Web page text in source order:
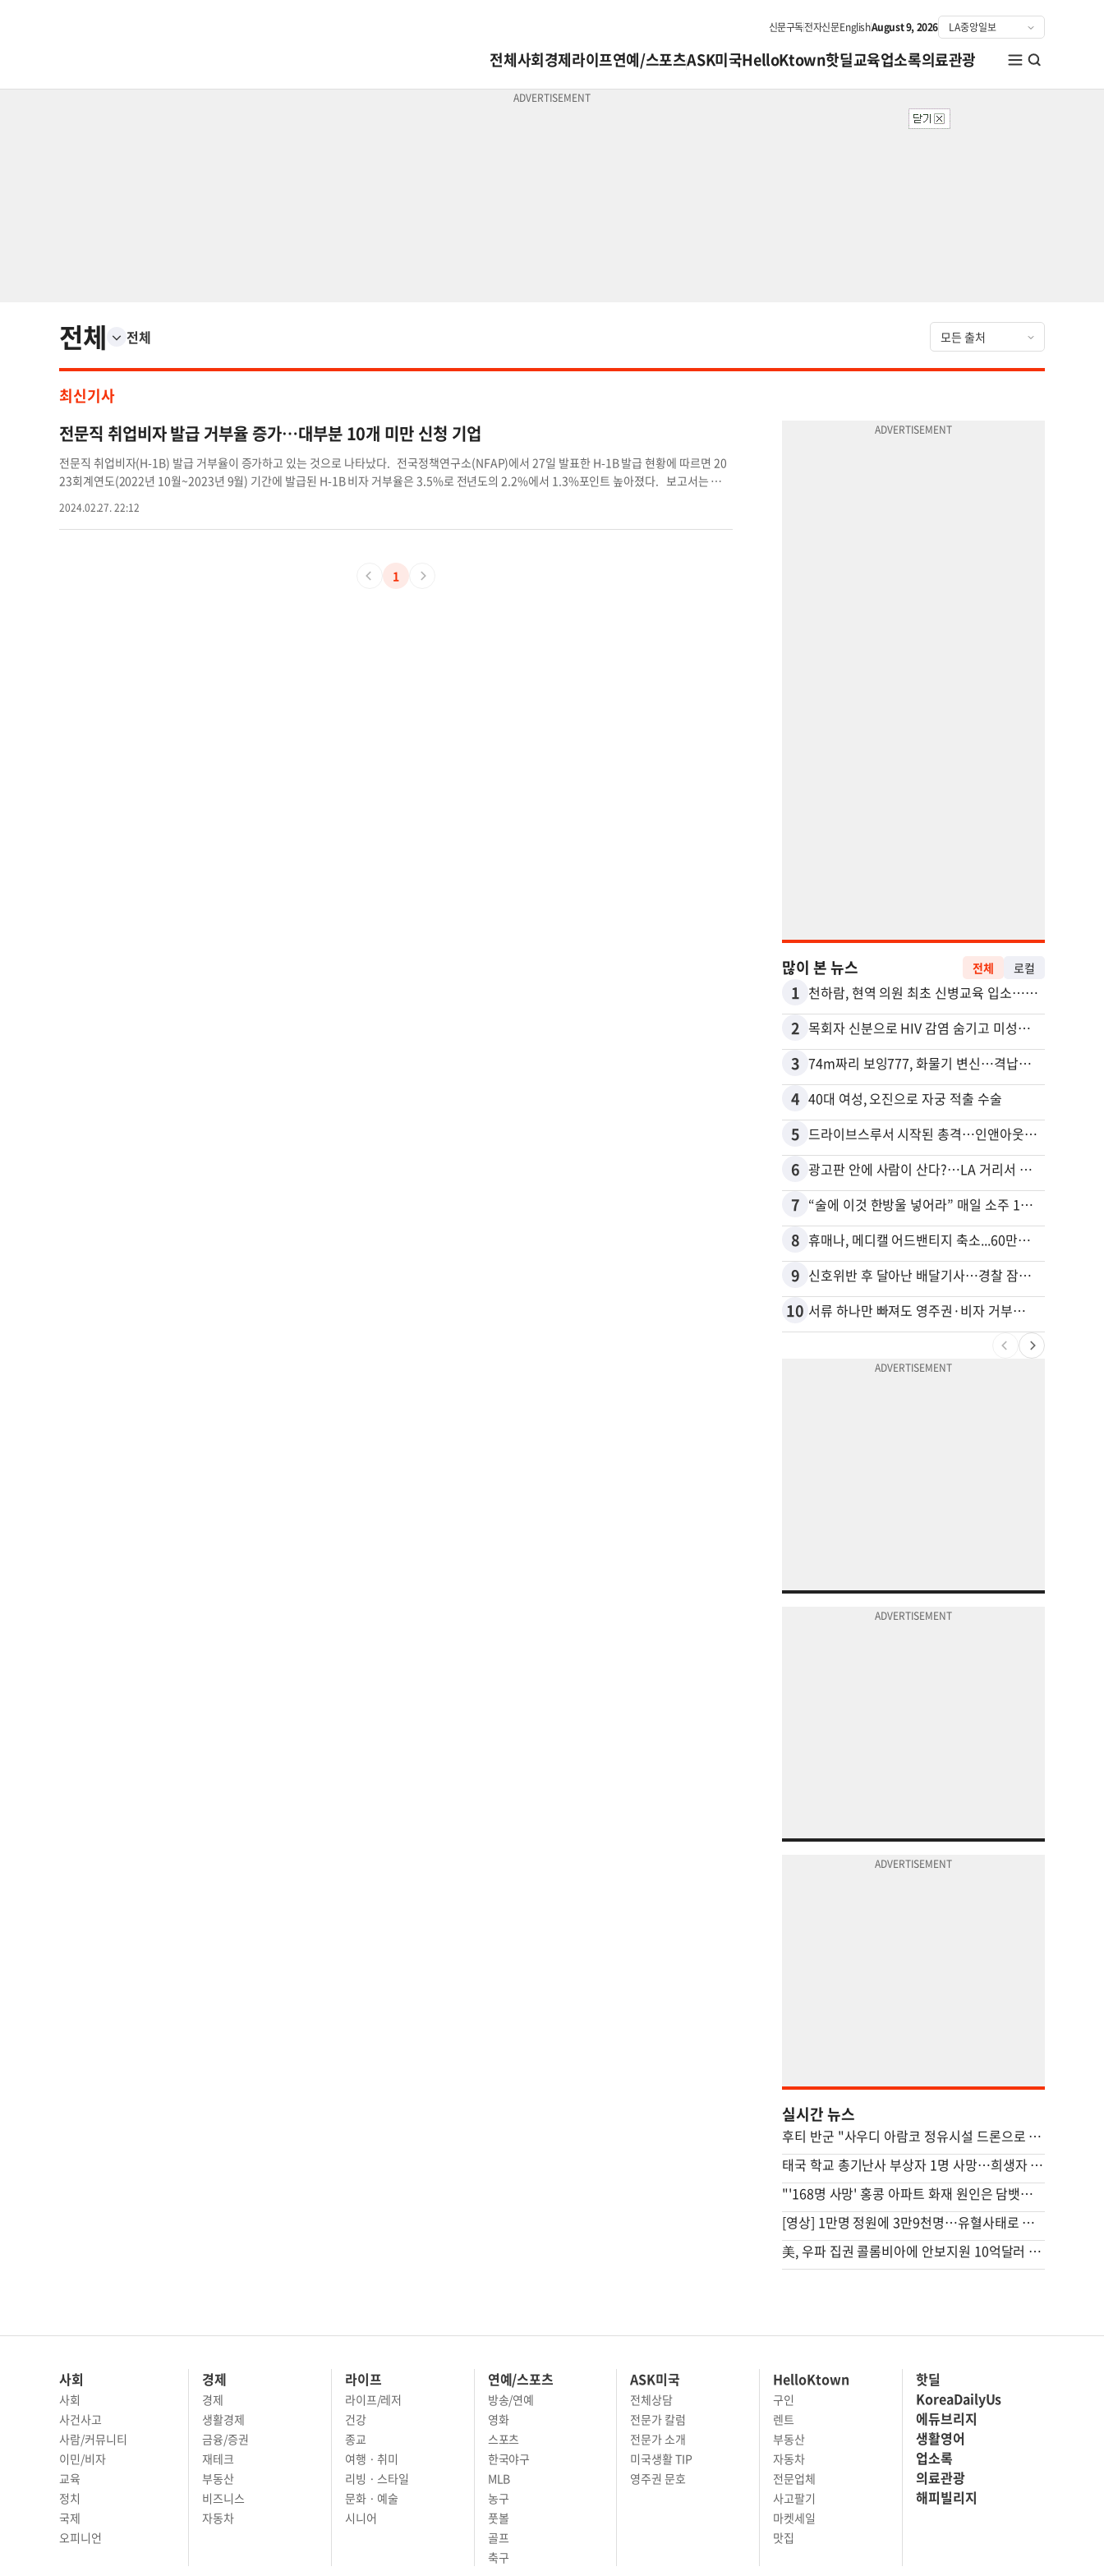
신문구독전자신문EnglishAugust 9, 2026
전체사회경제라이프연예/스포츠ASK미국HelloKtown핫딜교육업소록의료관광
전체 전체
최신기사
전문직 취업비자 발급 거부율 증가…대부분 10개 미만 신청 기업
전문직 취업비자(H-1B) 발급 거부율이 증가하고 있는 것으로 나타났다. 전국정책연구소(NFAP)에서 27일 발표한 H-1B 발급 현황에 따르면 20
23회계연도(2022년 10월~2023년 9월) 기간에 발급된 H-1B 비자 거부율은 3.5%로 전년도의 2.2%에서 1.3%포인트 높아졌다. 보고서는 트럼
있는 만큼 상승세를 지켜봐야 한다고 설명했다. 특히 비자 발급이 거부된 고용주가 대부분 취업비자 신청서를 10개 미만 제출한 기업체들이 대
부분이라며 구글, 아마존 등 대기업에 취업하지 않은 외국인 취업 인력이 불이익을 받을 수 있다고 지적했다. 실제로 이 보고서는 외국인 최대 고
외국인 인력을 1명 또는 2명을 채용한 기업체의 비자 발급 거부율은 각각 4.7%, 4.1%로 3배 이상 높다고 밝혔다. 한편 이번 보고서에 따르면 지
난해 H-1B 신청이 가장 많은 기업은 아마존으로 4052건을 접수했다. 그 뒤로 코그니잔트(2597건), 인포시스(2171건), 구글(1267건) 등이다. 지
2024.02.27. 22:12
1
많이 본 뉴스 전체 로컬
1 천하람, 현역 의원 최초 신병교육 입소…논산서 2박3일 생활
2 목회자 신분으로 HIV 감염 숨기고 미성년자와 성관계
3 74m짜리 보잉777, 화물기 변신…격납고서 ‘보물’ 찾는 인천공항
4 40대 여성, 오진으로 자궁 적출 수술
5 드라이브스루서 시작된 총격…인앤아웃 참사 영상 공개
6 광고판 안에 사람이 산다?…LA 거리서 화제
7 “술에 이것 한방울 넣어라” 매일 소주 1병 까는 91세의 철칙
8 휴매나, 메디캘 어드밴티지 축소...60만명 플랜 상실 위기
9 신호위반 후 달아난 배달기사…경찰 잠복해 잡고보니 ‘반전’
10 서류 하나만 빠져도 영주권·비자 거부…심사관 재량권 대폭 확대
실시간 뉴스
후티 반군 "사우디 아람코 정유시설 드론으로 타격"(종합)
태국 학교 총기난사 부상자 1명 사망…희생자 8명으로 늘어
"'168명 사망' 홍콩 아파트 화재 원인은 담뱃불"…조사결과 발표
[영상] 1만명 정원에 3만9천명…유혈사태로 번진 스리랑카 교도소 폭동
美, 우파 집권 콜롬비아에 안보지원 10억달러 제공키로
사회
사회
사건사고
사람/커뮤니티
이민/비자
교육
정치
국제
오피니언
경제
경제
생활경제
금융/증권
재테크
부동산
비즈니스
자동차
라이프
라이프/레저
건강
종교
여행 · 취미
리빙 · 스타일
문화 · 예술
시니어
연예/스포츠
방송/연예
영화
스포츠
한국야구
MLB
농구
풋볼
골프
축구
ASK미국
전체상담
전문가 칼럼
전문가 소개
미국생활 TIP
영주권 문호
HelloKtown
구인
렌트
부동산
자동차
전문업체
사고팔기
마켓세일
맛집
핫딜
KoreaDailyUs
에듀브리지
생활영어
업소록
의료관광
해피빌리지